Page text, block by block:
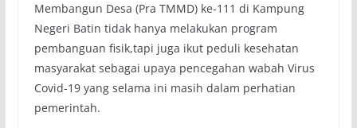
Membangun Desa (Pra TMMD) ke-111 di Kampung
Negeri Batin tidak hanya melakukan program
pembanguan fisik,tapi juga ikut peduli kesehatan
masyarakat sebagai upaya pencegahan wabah Virus
Covid-19 yang selama ini masih dalam perhatian
pemerintah.